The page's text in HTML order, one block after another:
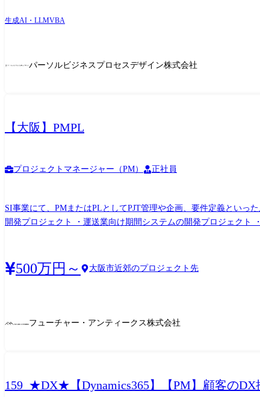
生成AI・LLMVBA
パーソルビジネスプロセスデザイン株式会社
【大阪】PMPL
プロジェクトマネージャー（PM） 正社員
SI事業にて、PMまたはPLとしてPJT管理や企画、要件定義といった上流工程および社内マネジメントも
開発プロジェクト ・運送業向け期間システムの開発プロジェクト
500万円～ 大阪市近郊のプロジェクト先
フューチャー・アンティークス株式会社
159_★DX★【Dynamics365】【PM】顧客の